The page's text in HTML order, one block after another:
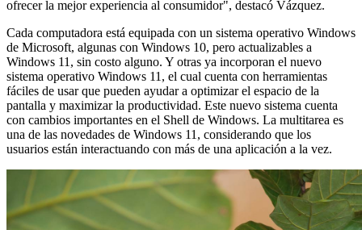
ofrecer la mejor experiencia al consumidor", destacó Vázquez.
Cada computadora está equipada con un sistema operativo Windows
de Microsoft, algunas con Windows 10, pero actualizables a
Windows 11, sin costo alguno. Y otras ya incorporan el nuevo
sistema operativo Windows 11, el cual cuenta con herramientas
fáciles de usar que pueden ayudar a optimizar el espacio de la
pantalla y maximizar la productividad. Este nuevo sistema cuenta
con cambios importantes en el Shell de Windows. La multitarea es
una de las novedades de Windows 11, considerando que los
usuarios están interactuando con más de una aplicación a la vez.